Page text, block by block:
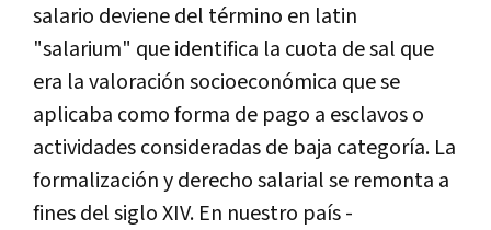
salario deviene del término en latin
"salarium" que identifica la cuota de sal que
era la valoración socioeconómica que se
aplicaba como forma de pago a esclavos o
actividades consideradas de baja categoría. La
formalización y derecho salarial se remonta a
fines del siglo XIV. En nuestro país -